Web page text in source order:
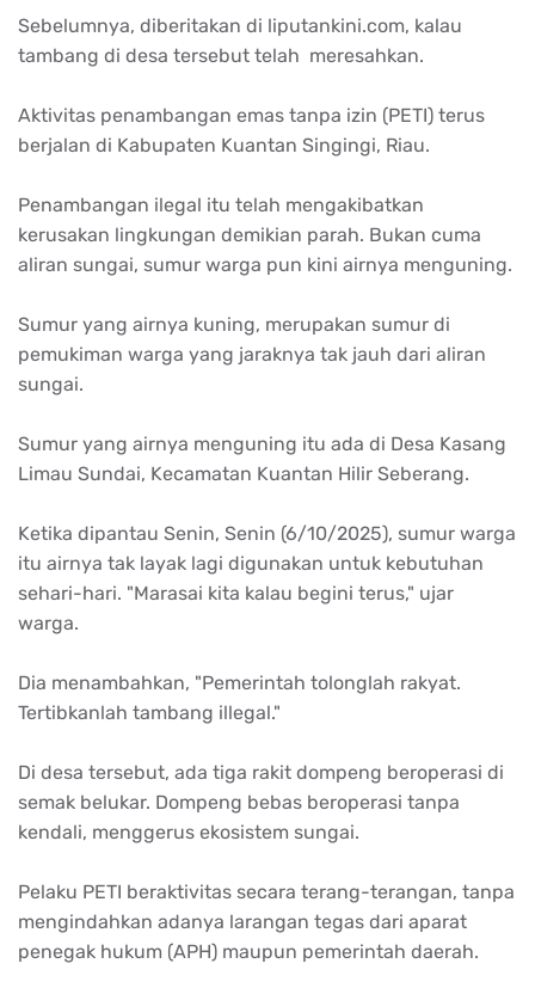
Sebelumnya, diberitakan di liputankini.com, kalau
tambang di desa tersebut telah meresahkan.
Aktivitas penambangan emas tanpa izin (PETI) terus
berjalan di Kabupaten Kuantan Singingi, Riau.
Penambangan ilegal itu telah mengakibatkan
kerusakan lingkungan demikian parah. Bukan cuma
aliran sungai, sumur warga pun kini airnya menguning.
Sumur yang airnya kuning, merupakan sumur di
pemukiman warga yang jaraknya tak jauh dari aliran
sungai.
Sumur yang airnya menguning itu ada di Desa Kasang
Limau Sundai, Kecamatan Kuantan Hilir Seberang.
Ketika dipantau Senin, Senin (6/10/2025), sumur warga
itu airnya tak layak lagi digunakan untuk kebutuhan
sehari-hari. "Marasai kita kalau begini terus," ujar
warga.
Dia menambahkan, "Pemerintah tolonglah rakyat.
Tertibkanlah tambang illegal."
Di desa tersebut, ada tiga rakit dompeng beroperasi di
semak belukar. Dompeng bebas beroperasi tanpa
kendali, menggerus ekosistem sungai.
Pelaku PETI beraktivitas secara terang-terangan, tanpa
mengindahkan adanya larangan tegas dari aparat
penegak hukum (APH) maupun pemerintah daerah.